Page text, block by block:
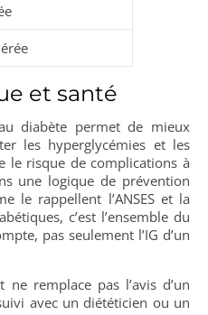
et santé
diabète permet de mieux
les hyperglycémies et les
le risque de complications à
une logique de prévention
le rappellent l’ANSES et la
c’est l’ensemble du
pas seulement l’IG d’un
remplace pas l’avis d’un
avec un diététicien ou un